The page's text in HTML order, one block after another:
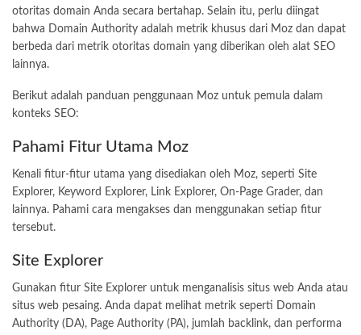
otoritas domain Anda secara bertahap. Selain itu, perlu diingat
bahwa Domain Authority adalah metrik khusus dari Moz dan dapat
berbeda dari metrik otoritas domain yang diberikan oleh alat SEO
lainnya.
Berikut adalah panduan penggunaan Moz untuk pemula dalam
konteks SEO:
Pahami Fitur Utama Moz
Kenali fitur-fitur utama yang disediakan oleh Moz, seperti Site
Explorer, Keyword Explorer, Link Explorer, On-Page Grader, dan
lainnya. Pahami cara mengakses dan menggunakan setiap fitur
tersebut.
Site Explorer
Gunakan fitur Site Explorer untuk menganalisis situs web Anda atau
situs web pesaing. Anda dapat melihat metrik seperti Domain
Authority (DA), Page Authority (PA), jumlah backlink, dan performa